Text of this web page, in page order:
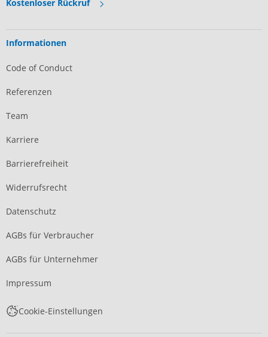
Kostenloser Rückruf
Informationen
Code of Conduct
Referenzen
Team
Karriere
Barrierefreiheit
Widerrufsrecht
Datenschutz
AGBs für Verbraucher
AGBs für Unternehmer
Impressum
Cookie-Einstellungen